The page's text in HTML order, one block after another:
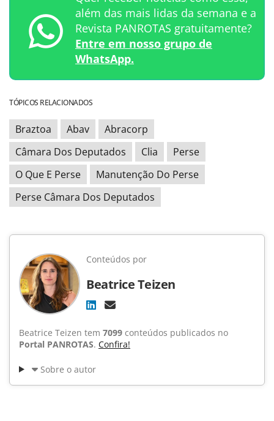
além das mais lidas da semana e a
Revista PANROTAS gratuitamente?
Entre em nosso grupo de
WhatsApp.
TÓPICOS RELACIONADOS
Braztoa Abav
Abracorp
Câmara Dos Deputados
Clia
Perse
O Que E Perse
Manutenção Do Perse
Perse Câmara Dos Deputados
Conteúdos por
Beatrice Teizen
Beatrice Teizen tem 7099 conteúdos publicados no
Portal PANROTAS. Confira!
Sobre o autor